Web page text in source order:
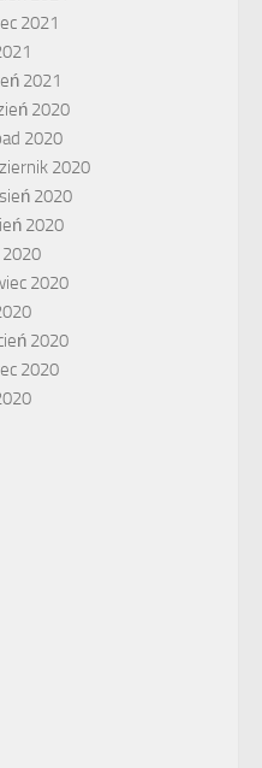
2021
2021
2020
2020
2020
2020
2020
2020
2020
2020
2020